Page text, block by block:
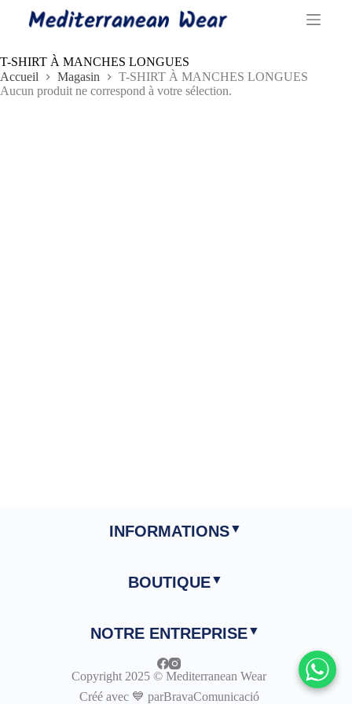
T-SHIRT À MANCHES LONGUES
Accueil
Magasin
T-SHIRT À MANCHES LONGUES
Aucun produit ne correspond à votre sélection.
INFORMATIONS
BOUTIQUE
NOTRE ENTREPRISE
Copyright 2025 © Mediterranean Wear
Créé avec 💙 parBravaComunicació